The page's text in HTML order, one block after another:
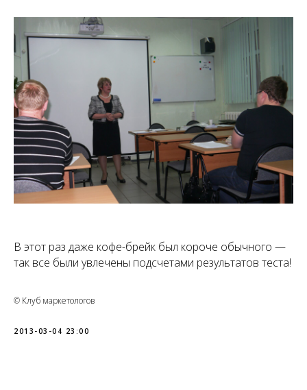
В этот раз даже кофе-брейк был короче обычного —
так все были увлечены подсчетами результатов теста!
© Клуб маркетологов
2013-03-04 23:00